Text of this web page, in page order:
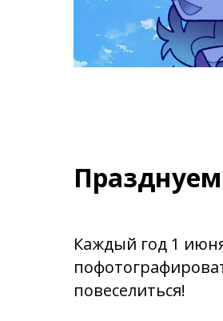
Каждый год 1
повеселиться!